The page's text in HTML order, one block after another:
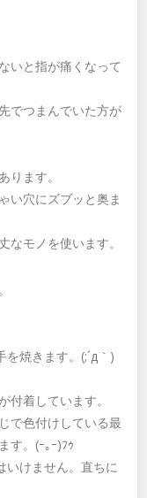
いと指が痛くなって
でつまんでいた方が
ります。
い穴にズブッと奥ま
なモノを使います。
を焼きます。(;´д｀)
付着しています。
で色付けしている最
す。(ｰ｡ｰ)ﾌｩ
いけません。直ちに